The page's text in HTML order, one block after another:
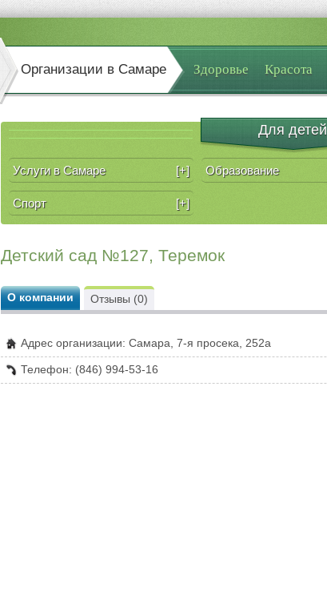
Организации в Самаре Здоровье Красота
Для детей
Услуги в Самаре [+] Образование
Спорт [+]
Детский сад №127, Теремок
О компании
Адрес организации: Самара, 7-я просека, 252а
Телефон: (846) 994-53-16
Отзывы (0)